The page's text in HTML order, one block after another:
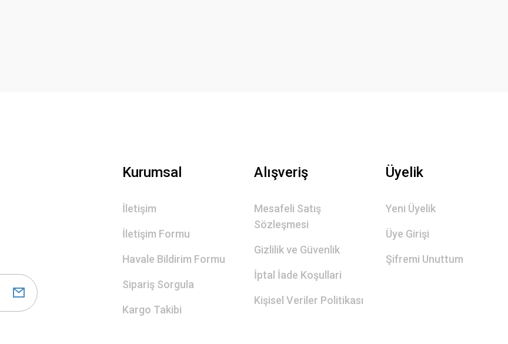
Kurumsal
İletişim
İletişim Formu
Havale Bildirim Formu
Sipariş Sorgula
Kargo Takibi
Alışveriş
Mesafeli Satış
Sözleşmesi
Gizlilik ve Güvenlik
İptal İade Koşullari
Kişisel Veriler Politikası
Üyelik
Yeni Üyelik
Üye Girişi
Şifremi Unuttum